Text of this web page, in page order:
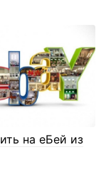
на еБей из